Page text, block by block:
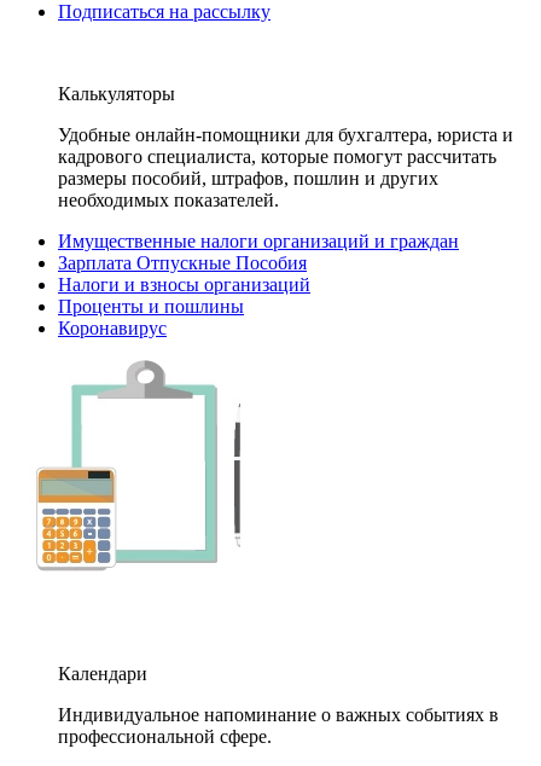
Подписаться на рассылку
Калькуляторы
Удобные онлайн-помощники для бухгалтера, юриста и
кадрового специалиста, которые помогут рассчитать
размеры пособий, штрафов, пошлин и других
необходимых показателей.
Имущественные налоги организаций и граждан
Зарплата Отпускные Пособия
Налоги и взносы организаций
Проценты и пошлины
Коронавирус
Календари
Индивидуальное напоминание о важных событиях в
профессиональной сфере.